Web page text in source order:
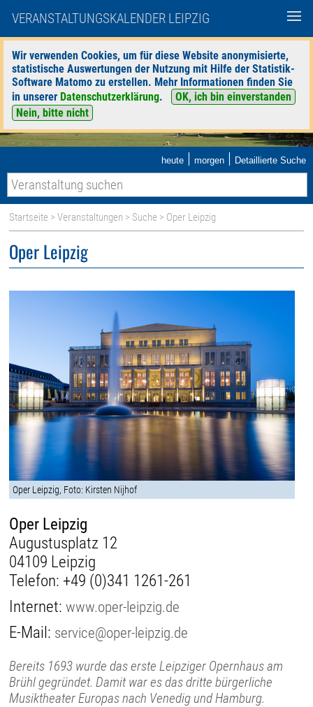
VERANSTALTUNGSKALENDER LEIPZIG
Wir verwenden Cookies, um für diese Website anonymisierte,
statistische Auswertungen der Nutzung mit Hilfe der Statistik-
Software Matomo zu erstellen. Mehr Informationen finden Sie
in unserer Datenschutzerklärung.
OK, ich bin einverstanden
Nein, bitte nicht
heute | morgen | Detaillierte Suche
Startseite >Veranstaltungen > Suche > Oper Leipzig
Oper Leipzig
Oper Leipzig, Foto: Kirsten Nijhof
Oper Leipzig
Augustusplatz 12
04109 Leipzig
Telefon: +49 (0)341 1261-261
Internet:www.oper-leipzig.de
E-Mail: service@oper-leipzig.de
Bereits 1693 wurde das erste Leipziger Opernhaus am
Brühl gegründet. Damit war es das dritte bürgerliche
Musiktheater Europas nach Venedig und Hamburg.